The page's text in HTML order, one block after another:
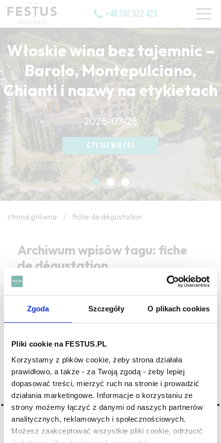
Zgoda Szczegóły O plikach cookies
Pliki cookie na FESTUS.PL
Korzystamy z plików cookie, żeby strona działała
prawidłowo, a także - za Twoją zgodą - żeby lepiej
dopasować treści, mierzyć ruch na stronie i prowadzić
działania marketingowe. Informacje o korzystaniu ze
strony możemy łączyć z danymi od naszych partnerów
analitycznych, reklamowych i społecznościowych.
Możesz zaakceptować wszystkie pliki cookie, odrzucić
+48 792 522 423
Włoskie wina bez tajemnic –
Barolo, Montepulciano,
Chianti i nazwy na etykietach
2026-07-28
CZYTAJ WIĘCEJ
CZYTAJ WIĘCEJ
CZYTAJ WIĘCEJ
strona główna / fiche de dégustation
Archiwum wpisów tagu: fiche
de dégustation
karta degustacyjna
wrażenia degustacyjne; zwykle zaczyna się od wrażen
wizualnych (oko), zapachowych (nos), smakowych (usta);
zawiera takie informacje, jak: data degustacji, nazwa wina, …
Więcej karta degustacyjna →
CZYTAJ WIĘCEJ
fiszka degustacyjna
2016-05-10